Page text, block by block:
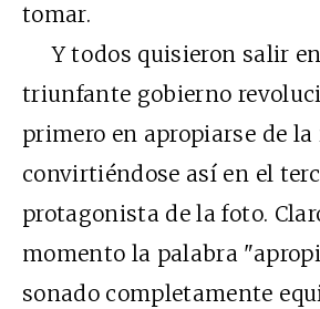
tomar.
Y todos quisieron salir
triunfante gobierno
primero en apropiarse de la
convirtiéndose así en el
protagonista de la foto.
momento la palabra
sonado completamente